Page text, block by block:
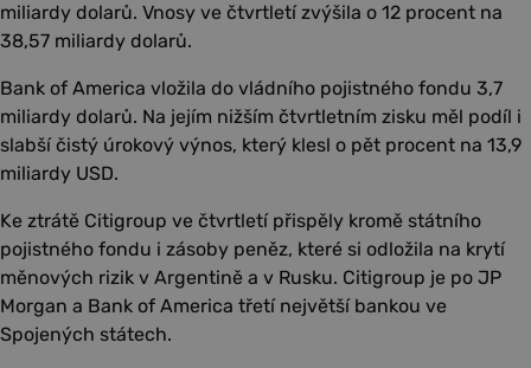
miliardy dolarů. Vnosy ve čtvrtletí zvýšila o 12 procent na
38,57 miliardy dolarů.
Bank of America vložila do vládního pojistného fondu 3,7
miliardy dolarů. Na jejím nižším čtvrtletním zisku měl podíl i
slabší čistý úrokový výnos, který klesl o pět procent na 13,9
miliardy USD.
Ke ztrátě Citigroup ve čtvrtletí přispěly kromě státního
pojistného fondu i zásoby peněz, které si odložila na krytí
měnových rizik v Argentině a v Rusku. Citigroup je po JP
Morgan a Bank of America třetí největší bankou ve
Spojených státech.